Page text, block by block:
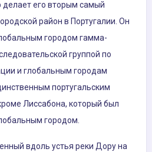
делает его вторым самый
район в Португалии. Он
городом гамма-
группой по
и глобальным городам
португальским
Лиссабона, который был
городом.
вдоль устья реки Дору на